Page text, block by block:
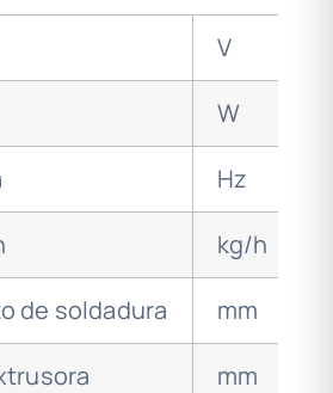
V
W
Hz
kg/h
de soldadura mm
mm